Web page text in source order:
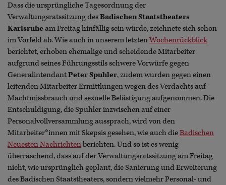
Dass die ursprüngliche Tagesordnung der
Verwaltungsratssitzung desBadischen Staatstheaters
Karlsruheam Freitag hinfällig sein würde, zeichnete sich schon
im Vorfeld ab. Wie auch in unserem letztenWochenrückblick
berichtet, erhoben ehemalige und scheidende Mitarbeiter
aufgrund seines Führungsstils schwere Vorwürfe gegen
GeneralintendantPeter Spuhler, zudem wurden gegen einen
leitenden Mitarbeiter Ermittlungen wegen des Verdachts auf
Machtmissbrauch und sexuelle Belästigung aufgenommen. Die
Entschuldigung, die Spuhler inzwischen auf einer
Personalvollversammlung aussprach, wird von den
Mitarbeiter*innen mit Skepsis gesehen, wie auch dieBadischen
Neuesten Nachrichtenberichten. Und so ist es wenig
überraschend, dass auf der Verwaltungsratssitzung am Freitag
nicht, wie ursprünglich geplant, die Sanierung und Erweiterung
des Badischen Staatstheaters, sondern vielmehr Personal- und